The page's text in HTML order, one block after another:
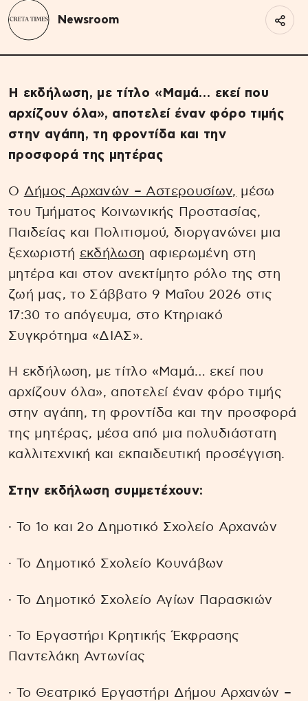
Newsroom
Η εκδήλωση, με τίτλο «Μαμά… εκεί που
αρχίζουν όλα», αποτελεί έναν φόρο τιμής
στην αγάπη, τη φροντίδα και την
προσφορά της μητέρας
Ο Δήμος Αρχανών – Αστερουσίων, μέσω
του Τμήματος Κοινωνικής Προστασίας,
Παιδείας και Πολιτισμού, διοργανώνει μια
ξεχωριστή εκδήλωση αφιερωμένη στη
μητέρα και στον ανεκτίμητο ρόλο της στη
ζωή μας, το Σάββατο 9 Μαΐου 2026 στις
17:30 το απόγευμα, στο Κτηριακό
Συγκρότημα «ΔΙΑΣ».
Η εκδήλωση, με τίτλο «Μαμά… εκεί που
αρχίζουν όλα», αποτελεί έναν φόρο τιμής
στην αγάπη, τη φροντίδα και την προσφορά
της μητέρας, μέσα από μια πολυδιάστατη
καλλιτεχνική και εκπαιδευτική προσέγγιση.
Στην εκδήλωση συμμετέχουν:
∙ Το 1ο και 2ο Δημοτικό Σχολείο Αρχανών
∙ Το Δημοτικό Σχολείο Κουνάβων
∙ Το Δημοτικό Σχολείο Αγίων Παρασκιών
∙ Το Εργαστήρι Κρητικής Έκφρασης
Παντελάκη Αντωνίας
∙ Το Θεατρικό Εργαστήρι Δήμου Αρχανών –